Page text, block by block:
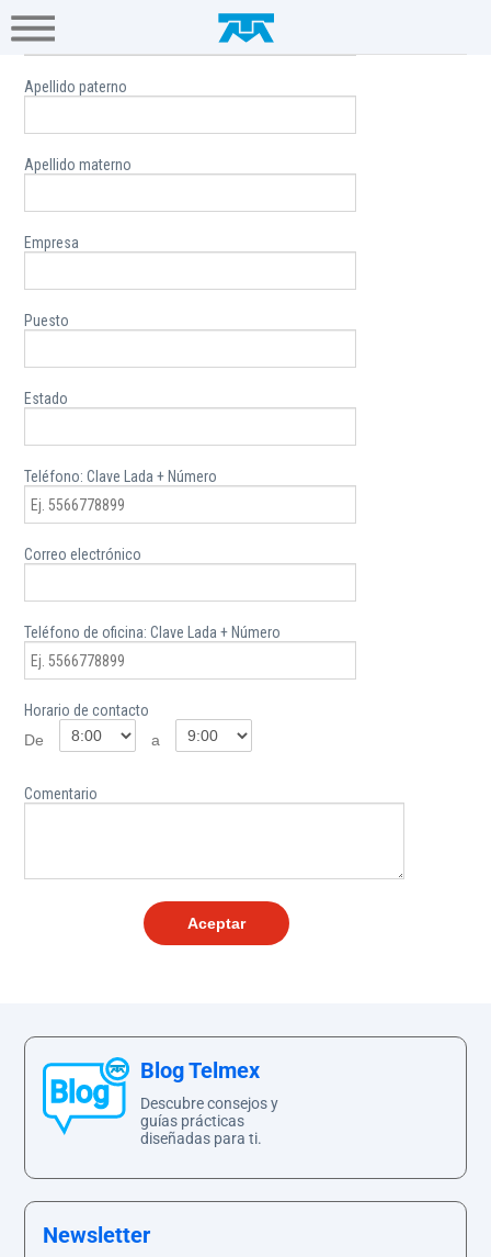
Hogar Empresa Gamers
A+
Soluciones
Conectividad
Multinacionales
Portal
SIANA
Blog
Ayuda
Atención
contacto - Empresas
Apellido paterno
Apellido materno
Empresa
Puesto
Estado
Teléfono: Clave Lada + Número
Correo electrónico
Teléfono de oficina: Clave Lada + Número
Horario de contacto
De
a
Comentario
Blog Telmex
Descubre consejos y
guías prácticas
diseñadas para ti.
Newsletter